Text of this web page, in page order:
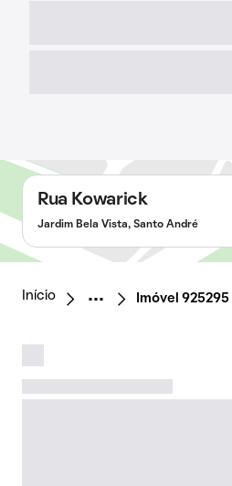
Rua Kowarick
Jardim Bela Vista, Santo André
Início Imóvel 925295